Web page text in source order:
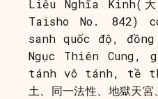
Liễu Nghĩa Kinh(大
Taisho No. 842)
sanh quốc độ,
Ngục Thiên
tánh vô tánh, tề
土、同一法性、地獄天